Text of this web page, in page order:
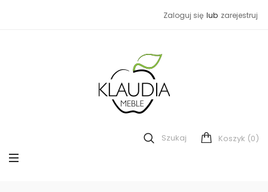
Zaloguj się lub zarejestruj
Szukaj Koszyk (0)